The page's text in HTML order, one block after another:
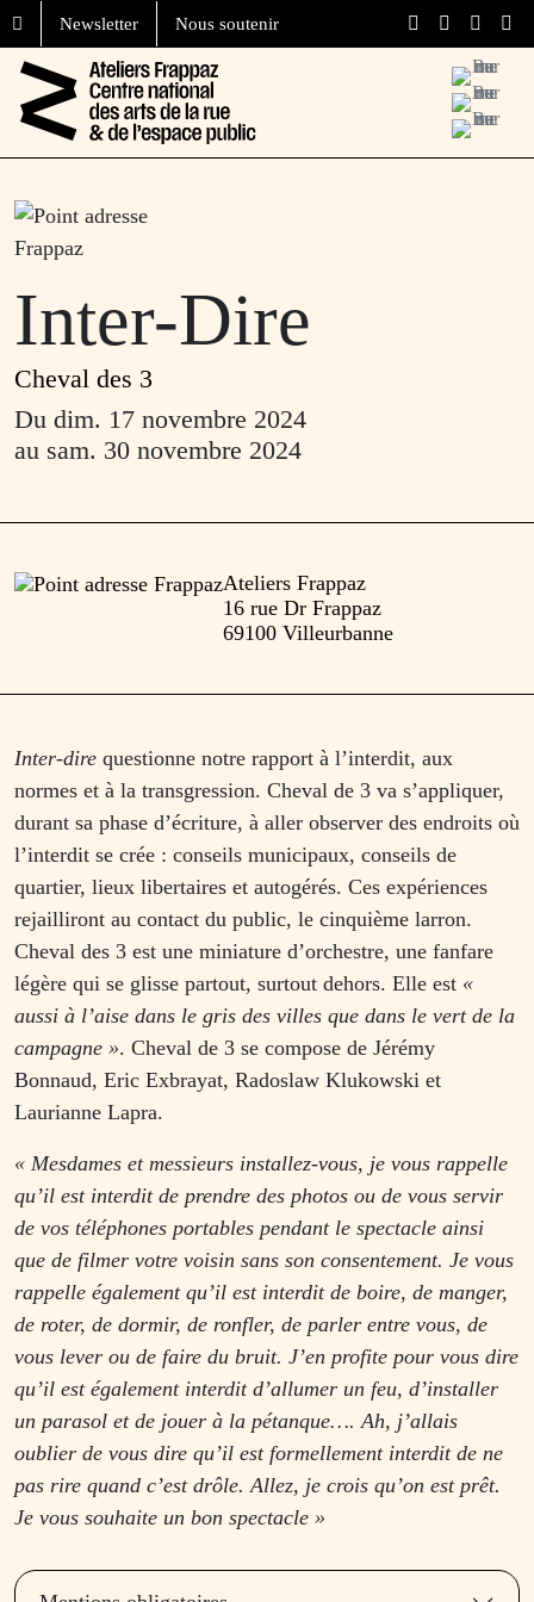
Aller au contenu
Skip to footer
Nous soutenir
Newsletter
Inter-Dire
Cheval des 3
Du dim. 17 novembre 2024
au sam. 30 novembre 2024
Ateliers Frappaz
16 rue Dr Frappaz
69100 Villeurbanne
Inter-dire questionne notre rapport à l’interdit, aux
normes et à la transgression. Cheval de 3 va s’appliquer,
durant sa phase d’écriture, à aller observer des endroits où
l’interdit se crée : conseils municipaux, conseils de
quartier, lieux libertaires et autogérés. Ces expériences
rejailliront au contact du public, le cinquième larron.
Cheval des 3 est une miniature d’orchestre, une fanfare
légère qui se glisse partout, surtout dehors. Elle est «
aussi à l’aise dans le gris des villes que dans le vert de la
campagne ». Cheval de 3 se compose de Jérémy
Bonnaud, Eric Exbrayat, Radoslaw Klukowski et
Laurianne Lapra.
« Mesdames et messieurs installez-vous, je vous rappelle
qu’il est interdit de prendre des photos ou de vous servir
de vos téléphones portables pendant le spectacle ainsi
que de filmer votre voisin sans son consentement. Je vous
rappelle également qu’il est interdit de boire, de manger,
de roter, de dormir, de ronfler, de parler entre vous, de
vous lever ou de faire du bruit. J’en profite pour vous dire
qu’il est également interdit d’allumer un feu, d’installer
un parasol et de jouer à la pétanque…. Ah, j’allais
oublier de vous dire qu’il est formellement interdit de ne
pas rire quand c’est drôle. Allez, je crois qu’on est prêt.
Je vous souhaite un bon spectacle »